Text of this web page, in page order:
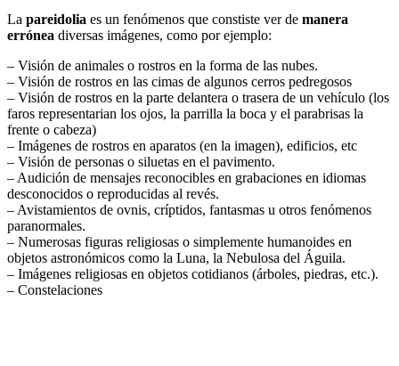
La pareidolia es un fenómenos que constiste ver de manera
errónea diversas imágenes, como por ejemplo:
– Visión de animales o rostros en la forma de las nubes.
– Visión de rostros en las cimas de algunos cerros pedregosos
– Visión de rostros en la parte delantera o trasera de un vehículo (los
faros representarian los ojos, la parrilla la boca y el parabrisas la
frente o cabeza)
– Imágenes de rostros en aparatos (en la imagen), edificios, etc
– Visión de personas o siluetas en el pavimento.
– Audición de mensajes reconocibles en grabaciones en idiomas
desconocidos o reproducidas al revés.
– Avistamientos de ovnis, críptidos, fantasmas u otros fenómenos
paranormales.
– Numerosas figuras religiosas o simplemente humanoides en
objetos astronómicos como la Luna, la Nebulosa del Águila.
– Imágenes religiosas en objetos cotidianos (árboles, piedras, etc.).
– Constelaciones